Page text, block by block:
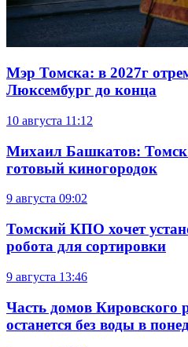
Мэр Томска: в 2027г
Люксембург до конца
10 августа 11:12
Михаил Башкатов: Томск
готовый киногородок
9 августа 09:02
Томский КПО хочет
робота для сортировки
9 августа 13:46
Часть домов Кировского
останется без воды в